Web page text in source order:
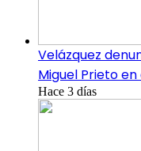
Velázquez
Miguel Prieto
Hace 3 días